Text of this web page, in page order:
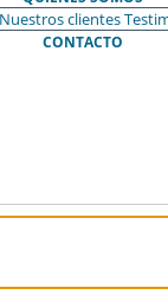
Nuestros clientes
CONTACTO